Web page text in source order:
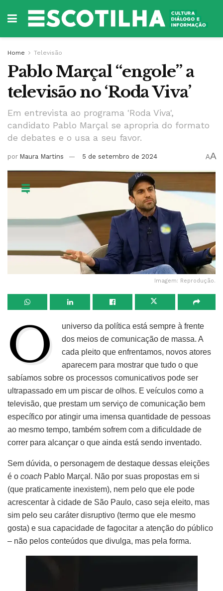
Home Televisão
Pablo Marçal “engole” a
televisão no ‘Roda Viva’
Em entrevista ao programa 'Roda Viva',
candidato Pablo Marçal se apropria do formato
de debates e o usa a seu favor.
por Maura Martins 5 de setembro de 2024 AA
Imagem: Reprodução.
O
universo da política está sempre à frente
dos meios de comunicação de massa. A
cada pleito que enfrentamos, novos atores
aparecem para mostrar que tudo o que
sabíamos sobre os processos comunicativos pode ser
ultrapassado em um piscar de olhos. E veículos como a
televisão, que prestam um serviço de comunicação bem
específico por atingir uma imensa quantidade de pessoas
ao mesmo tempo, também sofrem com a dificuldade de
correr para alcançar o que ainda está sendo inventado.
Sem dúvida, o personagem de destaque dessas eleições
é o coach Pablo Marçal. Não por suas propostas em si
(que praticamente inexistem), nem pelo que ele pode
acrescentar à cidade de São Paulo, caso seja eleito, mas
sim pelo seu caráter disruptivo (termo que ele mesmo
gosta) e sua capacidade de fagocitar a atenção do público
– não pelos conteúdos que divulga, mas pela forma.